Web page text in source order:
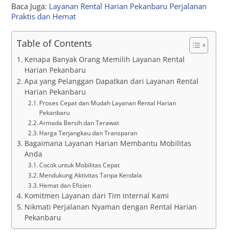
Baca Juga: Layanan Rental Harian Pekanbaru Perjalanan
Praktis dan Hemat
Table of Contents
Kenapa Banyak Orang Memilih Layanan Rental
Harian Pekanbaru
Apa yang Pelanggan Dapatkan dari Layanan Rental
Harian Pekanbaru
Proses Cepat dan Mudah Layanan Rental Harian
Pekanbaru
Armada Bersih dan Terawat
Harga Terjangkau dan Transparan
Bagaimana Layanan Harian Membantu Mobilitas
Anda
Cocok untuk Mobilitas Cepat
Mendukung Aktivitas Tanpa Kendala
Hemat dan Efisien
Komitmen Layanan dari Tim Internal Kami
Nikmati Perjalanan Nyaman dengan Rental Harian
Pekanbaru